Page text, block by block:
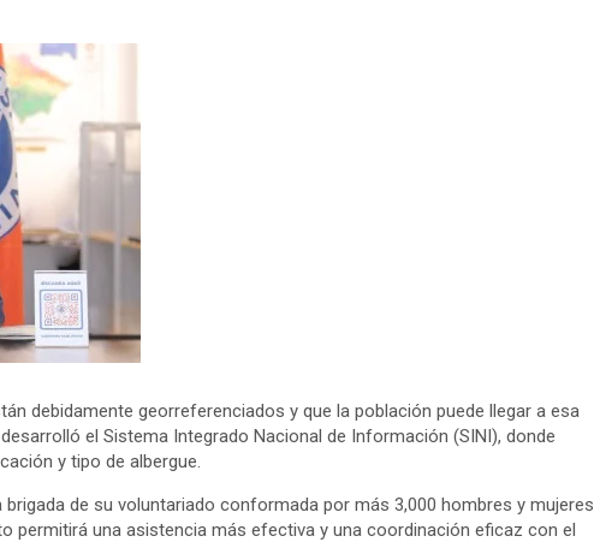
debidamente georreferenciados y que la población puede llegar a esa
el Sistema Integrado Nacional de Información (SINI), donde
y tipo de albergue.
brigada de su voluntariado conformada por más 3,000 hombres y mujeres
permitirá una asistencia más efectiva y una coordinación eficaz con el